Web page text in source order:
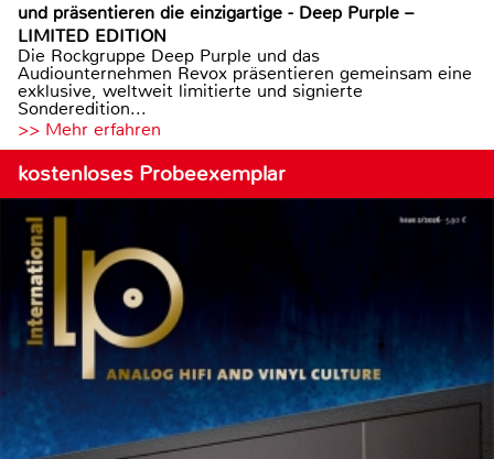
und präsentieren die einzigartige - Deep Purple –
LIMITED EDITION
Die Rockgruppe Deep Purple und das
Audiounternehmen Revox präsentieren gemeinsam eine
exklusive, weltweit limitierte und signierte
Sonderedition...
>> Mehr erfahren
kostenloses Probeexemplar